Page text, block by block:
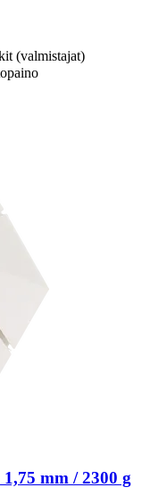
(valmistajat)
mm / 2300 g